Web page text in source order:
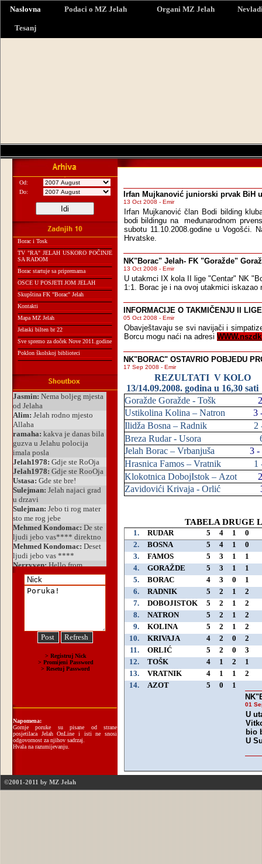
Naslovna Podaci o MZ Jelah Organi MZ Jelah
Tesanj
Od:
Do:
Borac i Tosk
TV "RA" JELAH USKORO POČINJE
SA RADOM
Borac startuje sa pripremama
OSCE U POSJETI JOM JELAH
Skupština FK "Borac" Jelah
Kontakti
Mapa MZ Jelah
Jelaski bilten br 22
Sve spremo za doček Nove 2011.godine
Poklon školskoj biblioteci
Napomena:
Gornje poruke su pisane od strane
posjetilaca Jelah OnLine i isti ne snosi
odgovornost za njihov sadrzaj.
Hvala na razumijevanju.
Irfan Mujkanović juniorski prvak BiH
13 Oct 2008 - Emir
Irfan Mujkanović član Bodi bilding
bodi bildingu na međunarodnom
subotu 11.10.2008.godine u Vogošći.
Hrvatske.
NK"Borac" Jelah- FK "Goražde"
13 Oct 2008 - Emir
U utakmci IX kola II lige "Centar" NK
1:1. Borac je i na ovoj utakmici
INFORMACIJE O TAKMIČENJU II
05 Oct 2008 - Emir
Obavještavaju se svi navijači i
Borcu mogu naći na adresi
NK"BORAC" OSTAVRIO POBJEDU
17 Sep 2008 - Emir
REZULTATI V KOLO
13/14.09.2008. godina u 16,30 sati
Goražde Goražde - Tošk
Ustikolina Kolina – Natron 3
Ilidža Bosna – Radnik 2
Breza Rudar - Usora
Jelah Borac – Vrbanjuša 3 -
Hrasnica Famos – Vratnik 1
Klokotnica DobojIstok – Azot
Zavidovići Krivaja - Orlić
TABELA DRUGE
1. RUDAR 5 4 1
0
2.
BOSNA 5 4 1
0
3.
FAMOS 5 3 1
1
4.
GORAŽDE 5 3 1
1
5.
BORAC 4 3 0
1
6.
RADNIK 5 2 1
2
7.
DOBOJISTOK 5 2 1
2
8.
NATRON 5 2 1
2
9.
KOLINA 5 2 1
2
10.
KRIVAJA 4 2 0
2
11.
ORLIĆ 5 2 0
3
12.
TOŠK 4 1 2
1
13.
VRATNIK 4 1 1
2
14.
AZOT 5 0
1
01
U
bio
U
©2001-2011 by MZ Jelah